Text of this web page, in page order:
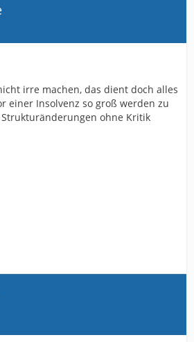
irre machen, das dient doch alles
einer Insolvenz so groß werden zu
ohne Kritik